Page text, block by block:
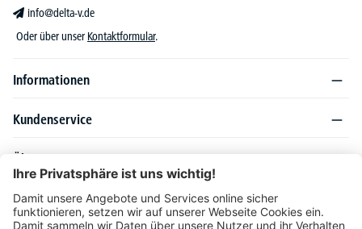
info@delta-v.de
Oder über unser Kontaktformular.
Informationen
Kundenservice
Über DELTA-V
Produktsortiment